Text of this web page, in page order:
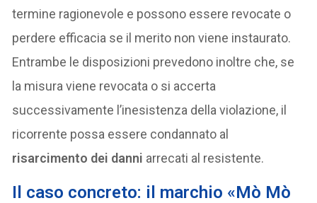
termine ragionevole e possono essere revocate o
perdere efficacia se il merito non viene instaurato.
Entrambe le disposizioni prevedono inoltre che, se
la misura viene revocata o si accerta
successivamente l’inesistenza della violazione, il
ricorrente possa essere condannato al
risarcimento dei danni arrecati al resistente.
Il caso concreto: il marchio «Mò Mò